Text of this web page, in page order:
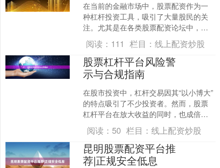
在当前的金融市场中，股票配资作为一
种杠杆投资工具，吸引了大量股民的关
注。尤其是在各类股票配资论坛中，投
资者们分享经验、交流策略，形成了一
个活跃的交流生态。然而，....
阅读： 111 栏目： 线上配资炒股
股票杠杆平台风险警
示与合规指南
在股市投资中，杠杆交易因其“以小博大”
的特点吸引了不少投资者。然而，股票
杠杆平台在放大收益的同时，也成倍放
大了风险。本文将从风险警示与合规操
作两个维度，帮助投资....
阅读： 50 栏目：线上配资炒股
昆明股票配资平台推
荐|正规安全低息